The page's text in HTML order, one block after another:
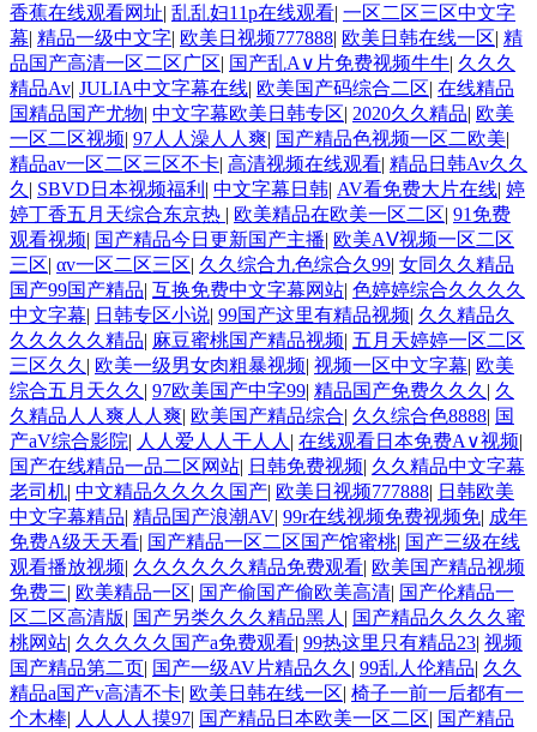
香蕉在线观看网址| 乱乱妇11p在线观看| 一区二区三区中文字
幕| 精品一级中文字| 欧美日视频777888| 欧美日韩在线一区| 精
品国产高清一区二区广区| 国产乱A∨片免费视频牛牛| 久久久
精品Av| JULIA中文字幕在线| 欧美国产码综合二区| 在线精品
国精品国产尤物| 中文字幕欧美日韩专区| 2020久久精品| 欧美
一区二区视频| 97人人澡人人爽| 国产精品色视频一区二欧美|
精品av一区二区三区不卡| 高清视频在线观看| 精品日韩Av久久
久 | SBVD日本视频福利 | 中文字幕日韩| AV看免费大片在线| 婷
婷丁香五月天综合东京热 | 欧美精品在欧美一区二区| 91免费
观看视频| 国产精品今日更新国产主播| 欧美AⅤ视频一区二区
三区| αv一区二区三区| 久久综合九色综合久99| 女同久久精品
国产99国产精品| 互换免费中文字幕网站| 色婷婷综合久久久久
中文字幕| 日韩专区小说| 99国产这里有精品视频| 久久精品久
久久久久久精品| 麻豆蜜桃国产精品视频| 五月天婷婷一区二区
三区久久 | 欧美一级男女肉粗暴视频| 视频一区中文字幕| 欧美
综合五月天久久 | 97欧美国产中字99| 精品国产免费久久久 | 久
久精品人人爽人人爽| 欧美国产精品综合| 久久综合色8888| 国
产aV综合影院| 人人爱人人干人人 | 在线观看日本免费A∨视频|
国产在线精品一品二区网站| 日韩免费视频| 久久精品中文字幕
老司机| 中文精品久久久久国产| 欧美日视频777888| 日韩欧美
中文字幕精品| 精品国产浪潮AV| 99r在线视频免费视频免| 成年
免费A级天天看| 国产精品一区二区国产馆蜜桃| 国产三级在线
观看播放视频| 久久久久久久精品免费观看| 欧美国产精品视频
免费三| 欧美精品一区| 国产偷国产偷欧美高清| 国产伦精品一
区二区高清版| 国产另类久久久精品黑人 | 国产精品久久久久蜜
桃网站| 久久久久久国产a免费观看| 99热这里只有精品23| 视频
国产精品第二页| 国产一级AV片精品久久 | 99乱人伦精品| 久久
精品a国产v高清不卡| 欧美日韩在线一区| 椅子一前一后都有一
个木棒| 人人人人摸97| 国产精品日本欧美一区二区| 国产精品